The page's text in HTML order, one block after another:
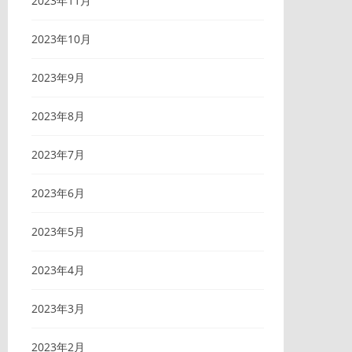
2023年10月
2023年9月
2023年8月
2023年7月
2023年6月
2023年5月
2023年4月
2023年3月
2023年2月